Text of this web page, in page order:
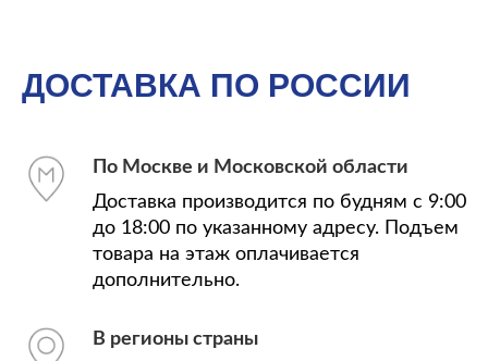
ДОСТАВКА ПО РОССИИ
По Москве и Московской области
Доставка производится по будням с 9:00
до 18:00 по указанному адресу. Подъем
товара на этаж оплачивается
дополнительно.
В регионы страны